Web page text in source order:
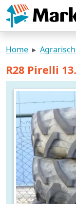
Home Agrarisch
R28 Pirelli